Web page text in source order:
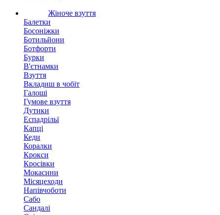
Жіноче взуття
Балетки
Босоніжки
Ботильйони
Ботфорти
Бурки
В'єтнамки
Взуття
Вкладиш в чобіт
Галоші
Гумове взуття
Дутики
Еспадрільї
Капці
Кеди
Коралки
Крокси
Кросівки
Мокасини
Місяцеходи
Напівчоботи
Сабо
Сандалі